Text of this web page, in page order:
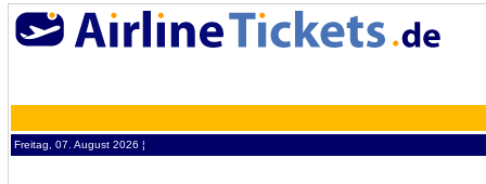
Freitag, 07. August 2026 ¦